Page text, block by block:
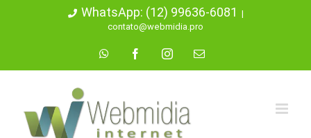
WhatsApp: (12) 99636-6081 |
contato@webmidia.pro
WhatsAppFacebookInstagram
E-